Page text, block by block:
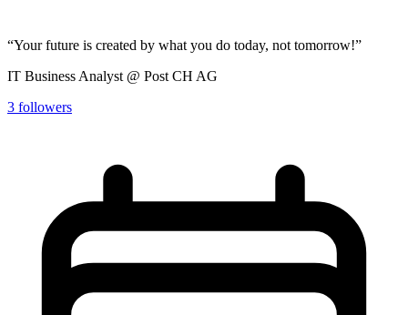
“Your future is created by what you do today, not tomorrow!”
IT Business Analyst @ Post CH AG
3 followers